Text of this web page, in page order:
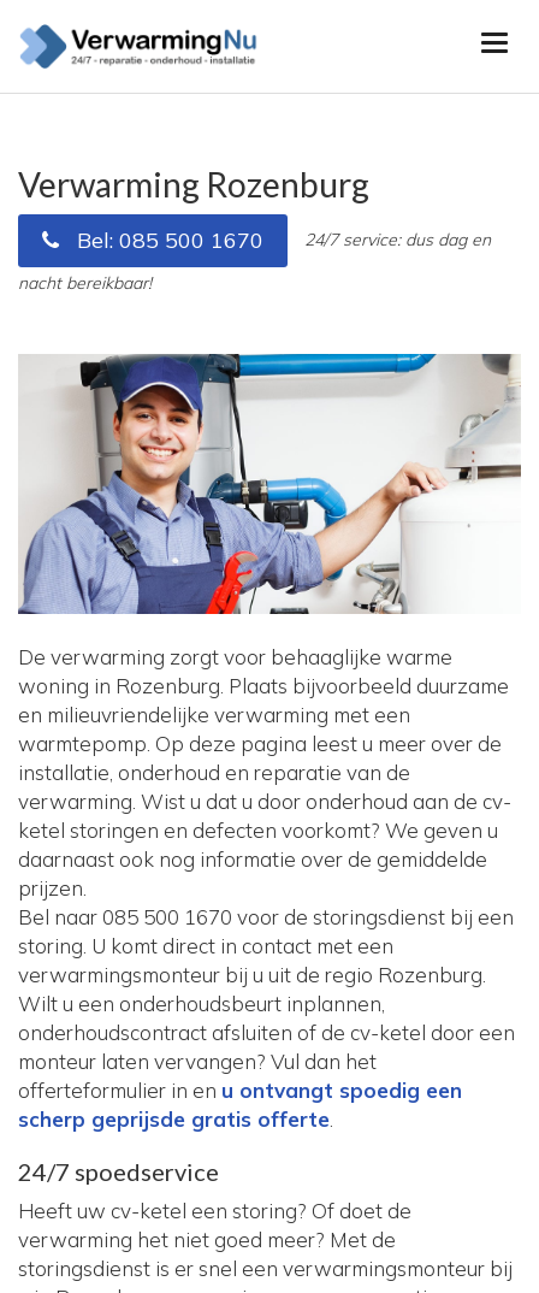
Verwarming Rozenburg
Bel: 085 500 1670
24/7 service: dus dag en
nacht bereikbaar!
De verwarming zorgt voor behaaglijke warme
woning in Rozenburg. Plaats bijvoorbeeld duurzame
en milieuvriendelijke verwarming met een
warmtepomp. Op deze pagina leest u meer over de
installatie, onderhoud en reparatie van de
verwarming. Wist u dat u door onderhoud aan de cv-
ketel storingen en defecten voorkomt? We geven u
daarnaast ook nog informatie over de gemiddelde
prijzen.
Bel naar 085 500 1670 voor de storingsdienst bij een
storing. U komt direct in contact met een
verwarmingsmonteur bij u uit de regio Rozenburg.
Wilt u een onderhoudsbeurt inplannen,
onderhoudscontract afsluiten of de cv-ketel door een
monteur laten vervangen? Vul dan het
offerteformulier in en u ontvangt spoedig een
scherp geprijsde gratis offerte
24/7 spoedservice
Heeft uw cv-ketel een storing? Of doet de
verwarming het niet goed meer? Met de
storingsdienst is er snel een verwarmingsmonteur bij